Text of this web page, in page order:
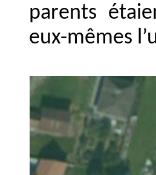
parents
eux-mêmes